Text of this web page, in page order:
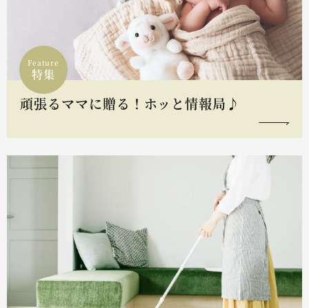
Feature
特集
頑張るママに贈る！ホッと情報局♪